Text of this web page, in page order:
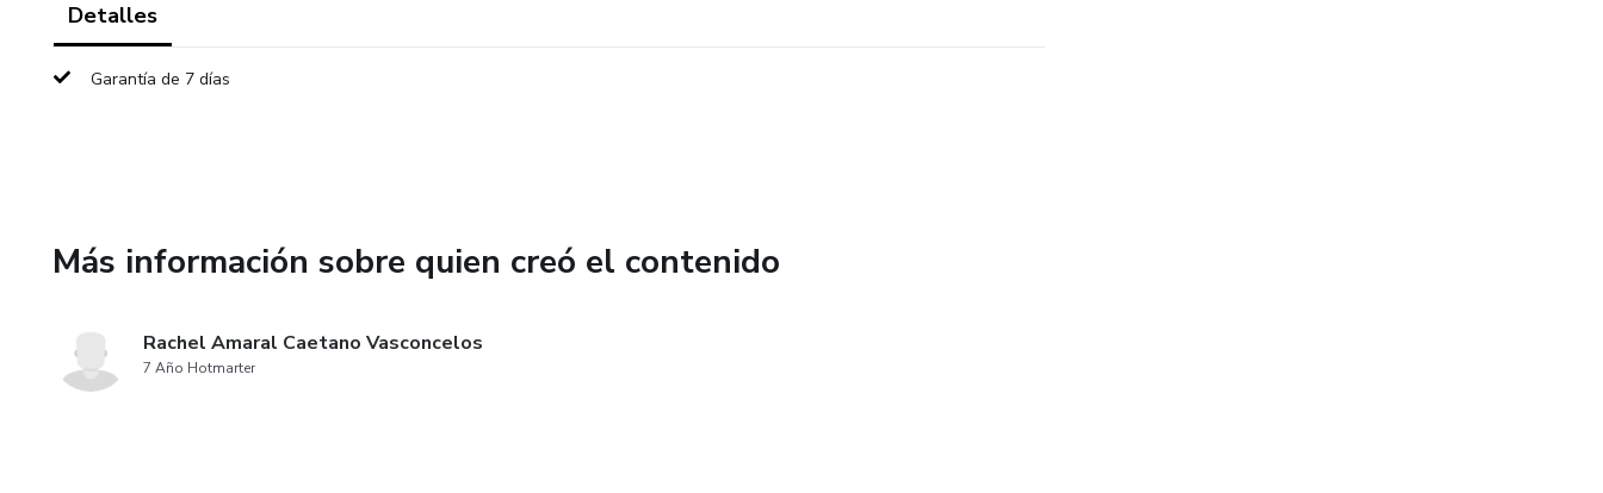
Detalles
Garantía de 7 días
Más información sobre quien creó el contenido
Rachel Amaral Caetano Vasconcelos
7 Año Hotmarter